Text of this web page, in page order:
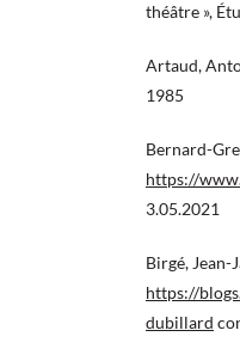
théâtre »,
Artaud,
1985
Bernard-
https://
3.05.2021
Birgé, Jean-
https://
dubillard